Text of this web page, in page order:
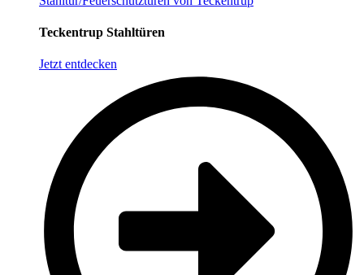
Teckentrup Stahltüren
Jetzt entdecken